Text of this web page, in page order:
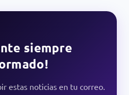
siempre
estas noticias en tu correo.